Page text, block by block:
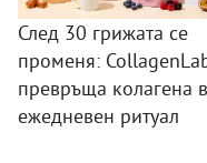
След 30 грижата се
променя:
превръща колагена в
ежедневен ритуал